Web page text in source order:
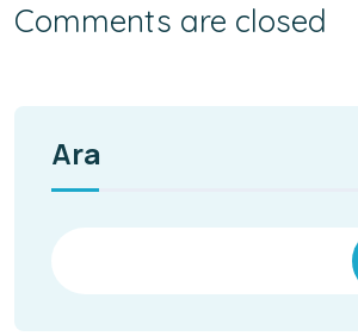
Comments are closed
Ara